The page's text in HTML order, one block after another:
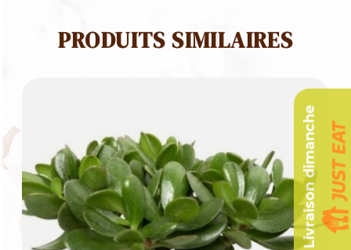
PRODUITS SIMILAIRES
Livraison dimanche